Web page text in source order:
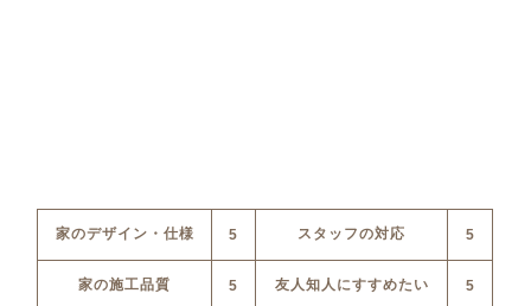
家のデザイン・仕様 5 スタッフの対応 5
家の施工品質 5 友人知人にすすめたい 5